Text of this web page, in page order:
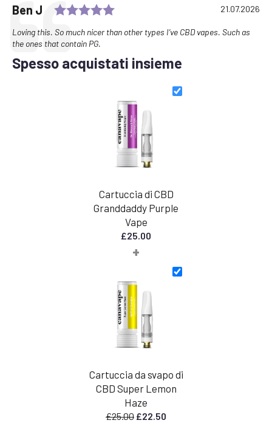
Testimonial
Author:
Ben J Rating: 5.0 out of 5 stars
Date:
21.07.2026
Text:
Loving this. So much nicer than other types I’ve CBD vapes. Such as
the ones that contain PG.
Spesso acquistati insieme
Cartuccia di CBD
Granddaddy Purple
Vape
£25.00
+
Cartuccia da svapo di
CBD Super Lemon
Haze
£25.00 Il
£22.50